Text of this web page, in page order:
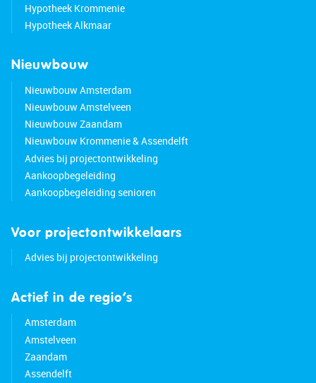
Hypotheek Krommenie
Hypotheek Alkmaar
Nieuwbouw
Nieuwbouw Amsterdam
Nieuwbouw Amstelveen
Nieuwbouw Zaandam
Nieuwbouw Krommenie & Assendelft
Advies bij projectontwikkeling
Aankoopbegeleiding
Aankoopbegeleiding senioren
Voor projectontwikkelaars
Advies bij projectontwikkeling
Actief in de regio’s
Amsterdam
Amstelveen
Zaandam
Assendelft